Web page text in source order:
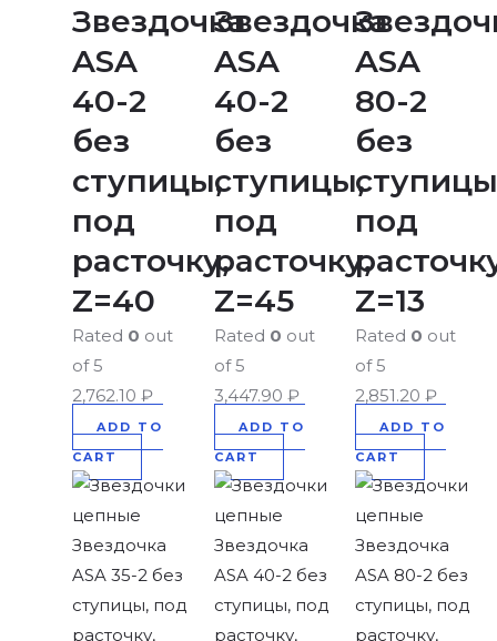
Звездочка
ASA
40-2
без
ступицы,
под
расточку,
Z=40
Rated 0 out
of 5
2,762.10 ₽
ADD TO
CART
Звездочка
ASA
40-2
без
ступицы,
под
расточку,
Z=45
Rated 0 out
of 5
3,447.90 ₽
ADD TO
CART
ASA
80-2
без
под
Z=13
Rated 0 out
of 5
2,851.20₽
ADD TO
CART